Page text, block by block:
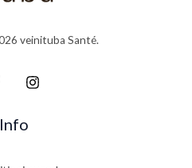
veinituba Santé.
Info